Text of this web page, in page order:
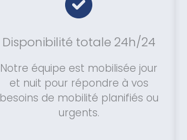
Disponibilité totale 24h/24
Notre équipe est mobilisée jour
et nuit pour répondre à vos
besoins de mobilité planifiés ou
urgents.